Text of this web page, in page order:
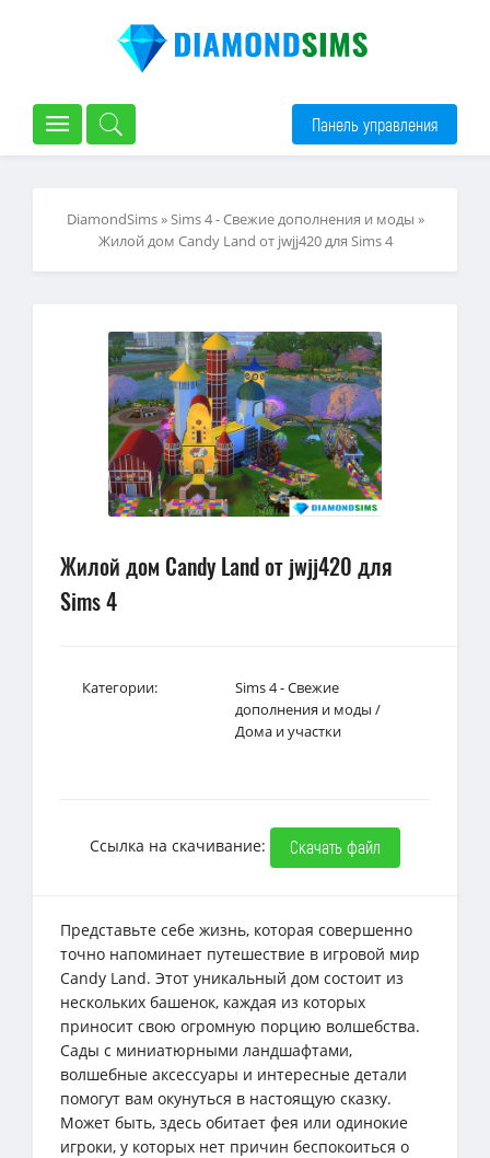
Панель управления
DiamondSims»Sims 4 - Свежие дополнения и моды »
Жилой дом Candy Land от jwjj420 для Sims 4
Жилой дом Candy Land от jwjj420 для
Sims 4
Категории:
Sims 4 - Свежие
дополнения и моды /
Дома и участки
Ссылка на скачивание: Скачать файл
Представьте себе жизнь, которая совершенно
точно напоминает путешествие в игровой мир
Candy Land. Этот уникальный дом состоит из
нескольких башенок, каждая из которых
приносит свою огромную порцию волшебства.
Сады с миниатюрными ландшафтами,
волшебные аксессуары и интересные детали
помогут вам окунуться в настоящую сказку.
Может быть, здесь обитает фея или одинокие
игроки, у которых нет причин беспокоиться о